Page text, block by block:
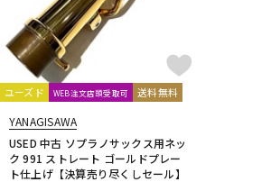
ユーズド WEB注文店頭受取可 送料無料
YANAGISAWA
USED 中古 ソプラノサックス用ネッ
ク 991 ストレート ゴールドプレー
ト仕上げ【決算売り尽くしセール】